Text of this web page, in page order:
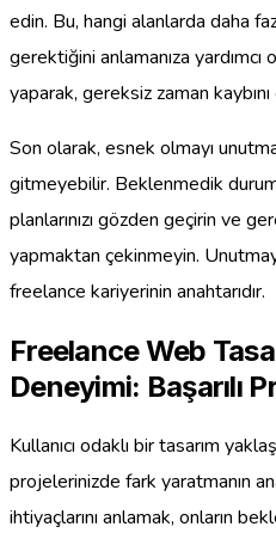
edin. Bu, hangi alanlarda daha
gerektiğini anlamanıza yardımcı
yaparak, gereksiz zaman
Son olarak, esnek olmayı
gitmeyebilir. Beklenmedik
planlarınızı gözden geçirin ve
yapmaktan çekinmeyin.
freelance kariyerinin anahtarıdır.
Freelance Web
Deneyimi: Başarılı
Kullanıcı odaklı bir tasarım
projelerinizde fark yaratmanın
ihtiyaçlarını anlamak, onların